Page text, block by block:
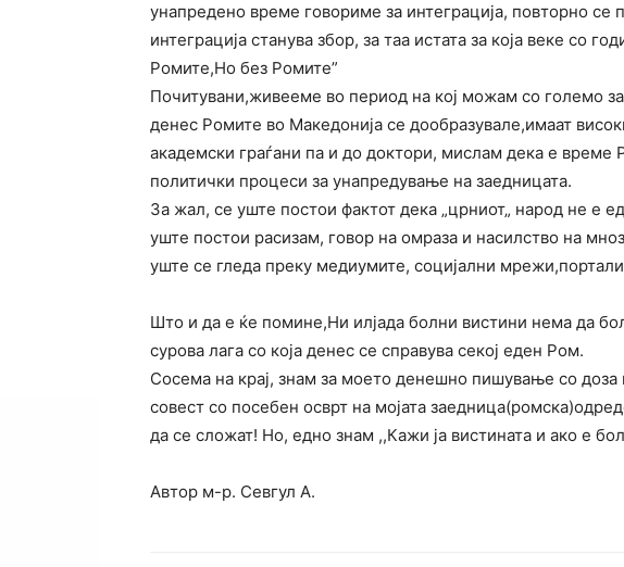
унапредено време говориме за интеграција, повторно се
интеграција станува збор, за таа истата за која веке со
Ромите,Но без Ромите”
Почитувани,живееме во период на кој можам со големо
денес Ромите во Македонија се дообразувале,имаат
академски граѓани па и до доктори, мислам дека е време
политички процеси за унапредување на заедницата.
За жал, се уште постои фактот дека „црниот„ народ не е
уште постои расизам, говор на омраза и насилство на
уште се гледа преку медиумите, социјални
Што и да е ќе помине,Ни илјада болни вистини нема да
сурова лага со која денес се справува секој еден Ром.
Сосема на крај, знам за моето денешно пишување со доза
совест со посебен осврт на мојата
да се сложат! Но, едно знам ,,Кажи ја вистината и ако е
Автор м-р. Севгул А.